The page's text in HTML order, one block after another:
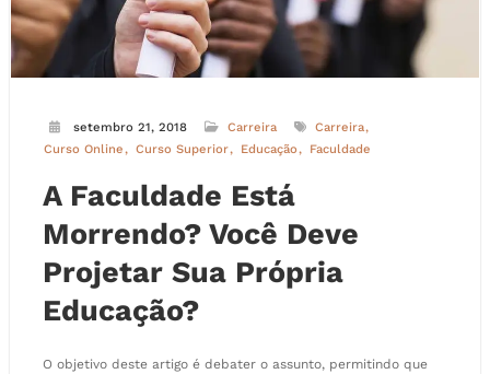
setembro 21, 2018 Carreira
Carreira
Curso Online
Curso Superior Educação Faculdade
A Faculdade Está
Morrendo? Você Deve
Projetar Sua Própria
Educação?
O objetivo deste artigo é debater o assunto, permitindo que